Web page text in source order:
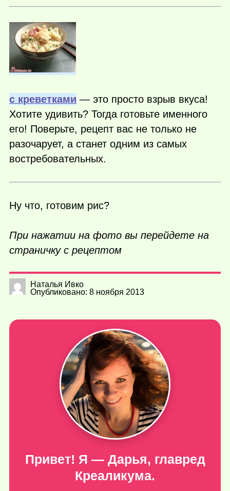
с креветками — это просто взрыв вкуса!
Хотите удивить? Тогда готовьте именного
его! Поверьте, рецепт вас не только не
разочарует, а станет одним из самых
востребовательных.
Ну что, готовим рис?
При нажатии на фото вы перейдете на
страничку с рецептом
Наталья Ивко
Опубликовано: 8 ноября 2013
Привет! Я — Дарья, главред
Креаликума.